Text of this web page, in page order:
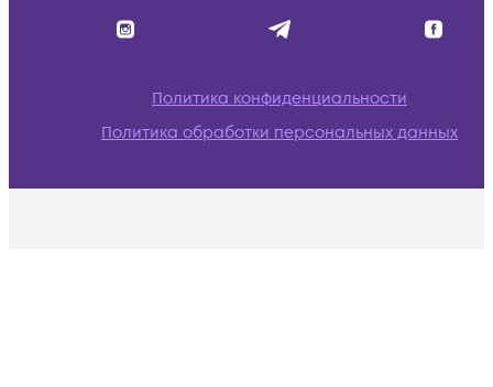
Политика конфиденциальности
Политика обработки персональных данных